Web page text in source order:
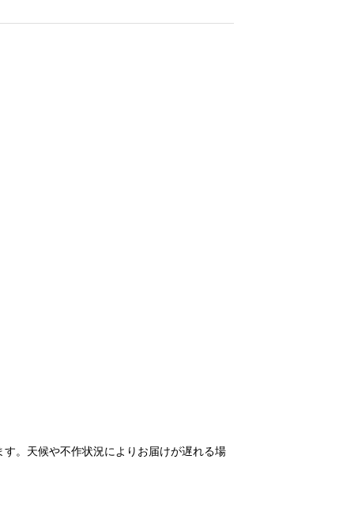
。天候や不作状況によりお届けが遅れる場